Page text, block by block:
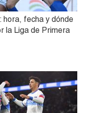
hora, fecha y dónde
la Liga de Primera